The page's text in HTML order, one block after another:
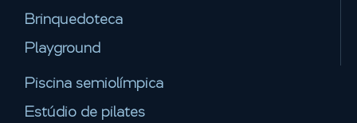
Brinquedoteca
Playground
Piscina semiolímpica
Estúdio de pilates